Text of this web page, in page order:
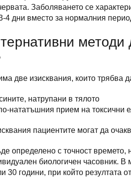
Заболяването се
4 дни вместо за нормалния
две изисквания, които трябва
натрупани в тялото
нататъшния прием на токсични
пациентите могат да
определено с точност времето,
биологичен часовник. В
30 години, при който резултата